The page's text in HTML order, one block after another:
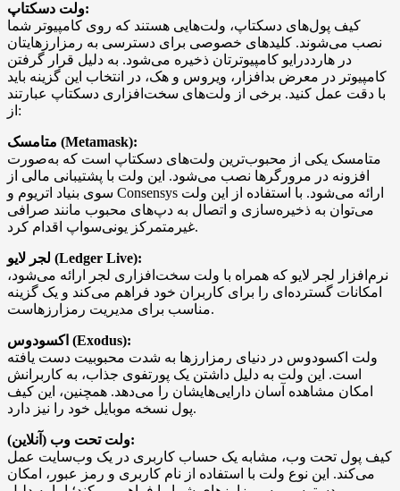
ولت دسکتاپ:
کیف پول‌های دسکتاپ، ولت‌هایی هستند که روی کامپیوتر شما
نصب می‌شوند. کلید‌های خصوصی برای دسترسی به رمزارزهایتان
در هارددرایو کامپیوترتان ذخیره می‌شود. به دلیل قرار گرفتن
کامپیوتر در معرض بدافزار، ویروس و هک، در انتخاب این گزینه باید
با دقت عمل کنید. برخی از ولت‌های سخت‌افزاری دسکتاپ عبارتند
از:
متامسک (Metamask):
متامسک یکی از محبوب‌ترین ولت‌های دسکتاپ است که به‌صورت
افزونه در مرورگرها نصب می‌شود. این ولت با پشتیبانی مالی از
سوی بنیاد اتریوم و Consensys ارائه می‌شود. با استفاده از این ولت
می‌توان به ذخیره‌سازی و اتصال به دپ‌های محبوب مانند صرافی
غیرمتمرکز یونی‌سواپ اقدام کرد.
لجر لایو (Ledger Live):
نرم‌افزار لجر لایو که همراه با ولت سخت‌افزاری لجر ارائه می‌شود،
امکانات گسترده‌ای را برای کاربران خود فراهم می‌کند و یک گزینه
مناسب برای مدیریت رمزارزهاست.
اکسودوس (Exodus):
ولت اکسودوس در دنیای رمزارزها به شدت محبوبیت دست یافته
است. این ولت به دلیل داشتن یک پورتفوی جذاب، به کاربرانش
امکان مشاهده آسان دارایی‌هایشان را می‌دهد. همچنین، این کیف
پول نسخه موبایل خود را نیز دارد.
ولت تحت وب (آنلاین):
کیف پول تحت وب، مشابه یک حساب کاربری در یک وب‌سایت عمل
می‌کند. این نوع ولت با استفاده از نام کاربری و رمز عبور، امکان